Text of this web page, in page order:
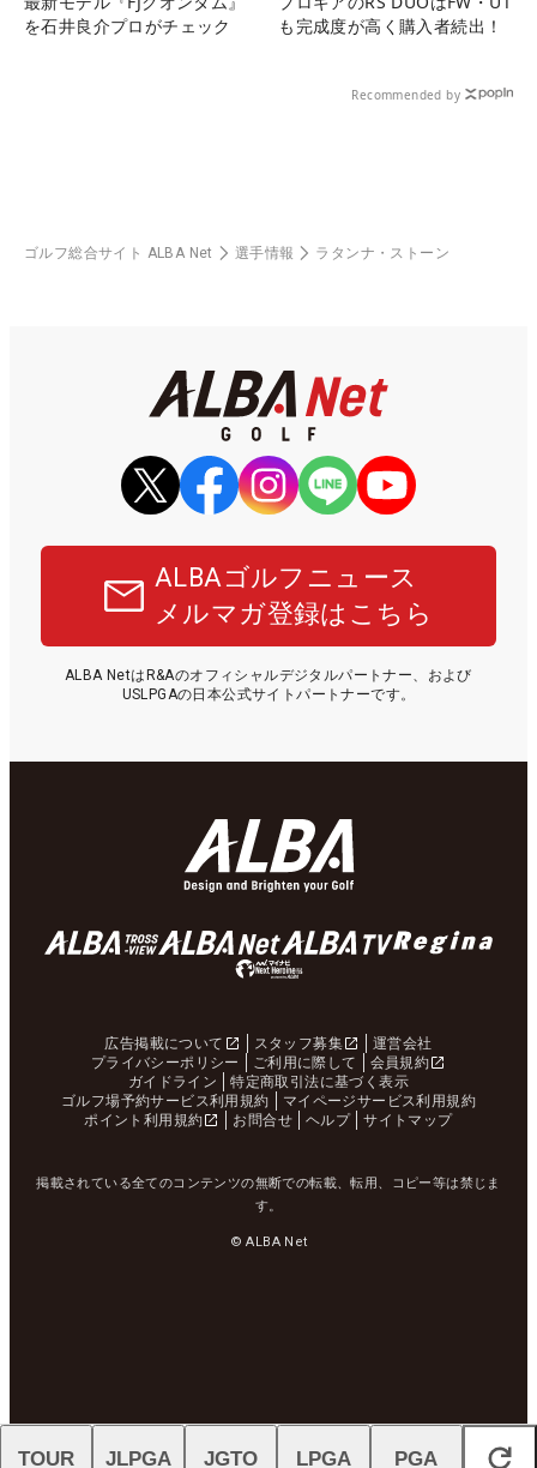
を石井良介プロがチェック
も完成度が高く購入者続出！
Recommended by
ゴルフ総合サイト ALBA Net 選手情報 ラタンナ・ストーン
ALBAゴルフニュース
メルマガ登録はこちら
ALBA NetはR&Aのオフィシャルデジタルパートナー、および
USLPGAの日本公式サイトパートナーです。
広告掲載について スタッフ募集
運営会社
プライバシーポリシー
ご利用に際して
会員規約
ガイドライン
特定商取引法に基づく表示
ゴルフ場予約サービス利用規約
マイページサービス利用規約
ポイント利用規約
お問合せ ヘルプ サイトマップ
掲載されている全てのコンテンツの無断での転載、転用、コピー等は禁じま
す。
© ALBA Net
閉じる
TOUR JLPGA JGTO LPGA PGA